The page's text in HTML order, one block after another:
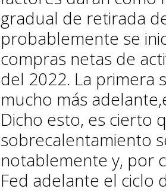
gradual de retirada
probablemente se
compras netas de
del 2022. La primera
mucho más
Dicho esto, es cierto
sobrecalentamiento
notablemente y, por
Fed adelante el ciclo